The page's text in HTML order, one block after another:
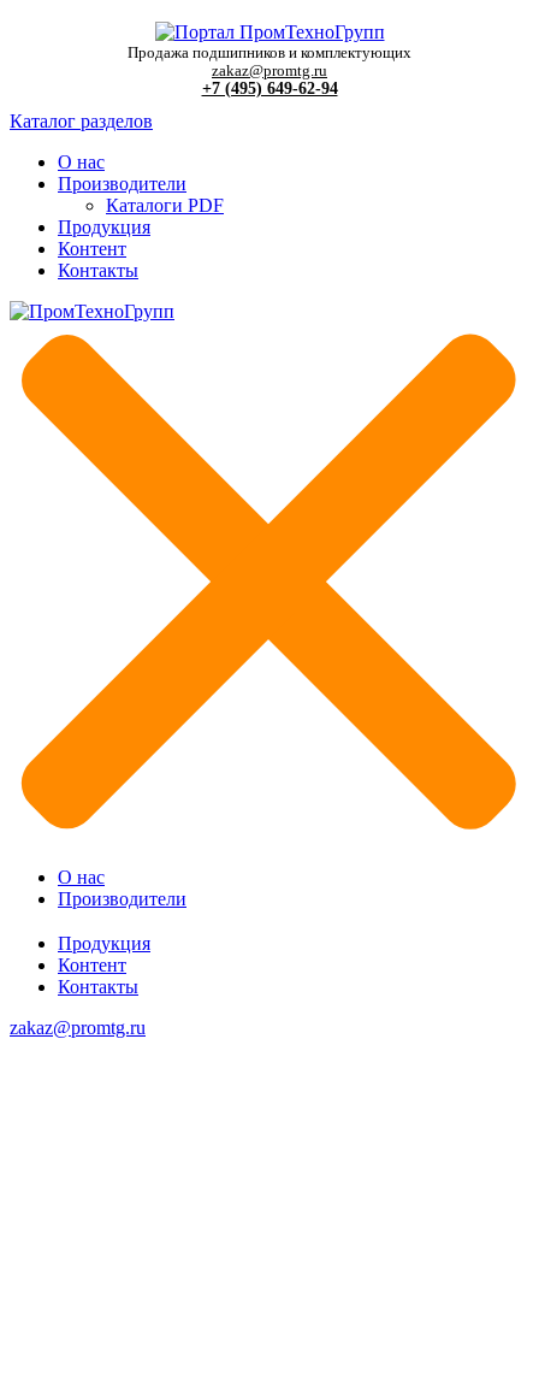
Продажа подшипников и комплектующих
zakaz@promtg.ru
+7 (495) 649-62-94
Каталог разделов
О нас
Производители
Каталоги PDF
Продукция
Контент
Контакты
О нас
Производители
Продукция
Контент
Контакты
zakaz@promtg.ru